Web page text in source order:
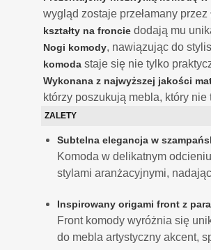
wygląd zostaje przełamany przez
kształty na froncie dodają mu
Nogi komody, nawiązując do
komoda staje się nie tylko
Wykonana z najwyższej jakości
którzy poszukują mebla, który
ZALETY
Subtelna elegancja w
Komoda w delikatnym
stylami aranżacyjnymi,
Inspirowany origami front z
Front komody wyróżnia się
do mebla artystyczny akcent,